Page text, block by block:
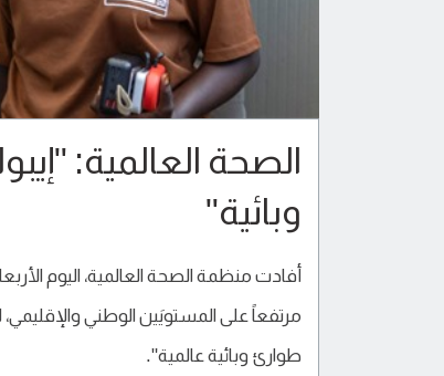
الصحة العالمية:
وبائية"
أفادت منظمة الصحة العالمية، اليوم
مرتفعاً على المستويَين الوطني
طوارئ وبائية عالمية".